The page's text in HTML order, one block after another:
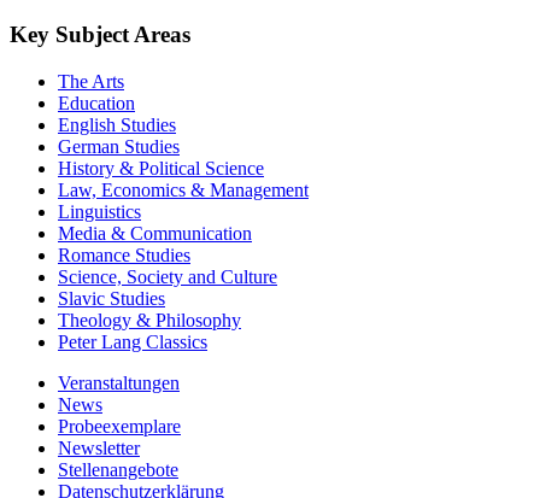
Key Subject Areas
The Arts
Education
English Studies
German Studies
History & Political Science
Law, Economics & Management
Linguistics
Media & Communication
Romance Studies
Science, Society and Culture
Slavic Studies
Theology & Philosophy
Peter Lang Classics
Veranstaltungen
News
Probeexemplare
Newsletter
Stellenangebote
Datenschutzerklärung